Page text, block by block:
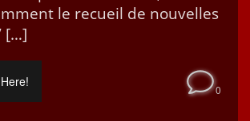
le recueil de nou­velles
[…]
0